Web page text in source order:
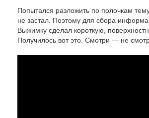
Попытался разложить по полочкам
не застал. Поэтому для сбора
Выжимку сделал короткую,
Получилось вот это. Смотри — не